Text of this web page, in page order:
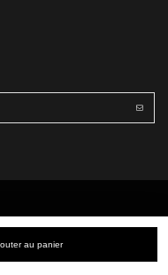
au panier
All rights reserved.
Group AG, ni autorisée ou approuvée
utilisés à titre indicatif uniquement.